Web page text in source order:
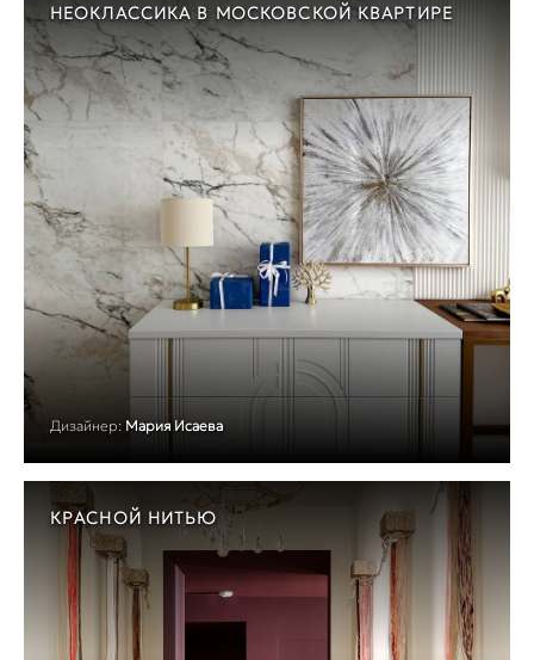
НЕОКЛАССИКА В МОСКОВСКОЙ КВАРТИРЕ
Дизайнер: Мария Исаева
КРАСНОЙ НИТЬЮ